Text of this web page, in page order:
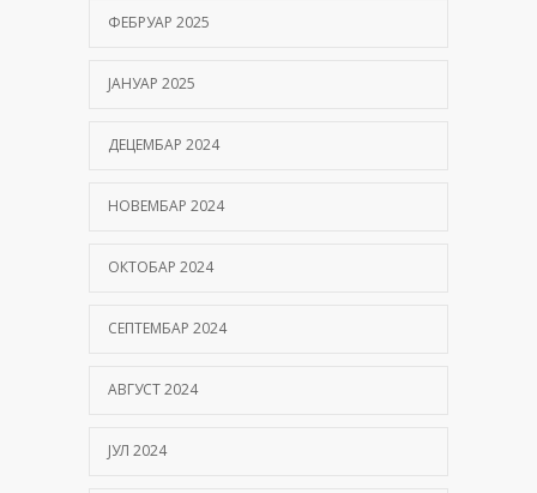
ФЕБРУАР 2025
ЈАНУАР 2025
ДЕЦЕМБАР 2024
НОВЕМБАР 2024
ОКТОБАР 2024
СЕПТЕМБАР 2024
АВГУСТ 2024
ЈУЛ 2024